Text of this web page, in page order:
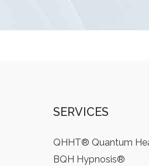
SERVICES
QHHT® Quantum
BQH Hypnosis®